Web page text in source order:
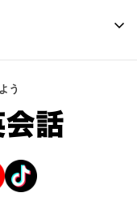
う